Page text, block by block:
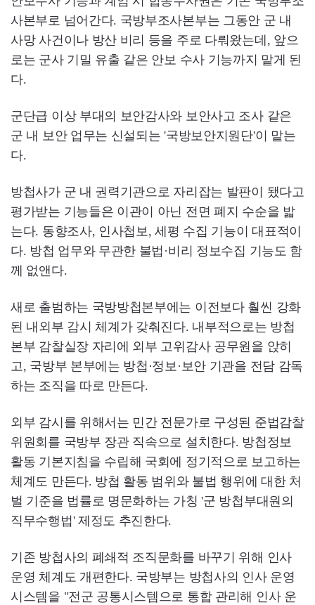
사본부로 넘어간다. 국방부조사본부는 그동안 군 내
사망 사건이나 방산 비리 등을 주로 다뤄왔는데, 앞으
로는 군사 기밀 유출 같은 안보 수사 기능까지 맡게 된
다.
군단급 이상 부대의 보안감사와 보안사고 조사 같은
군 내 보안 업무는 신설되는 '국방보안지원단'이 맡는
다.
방첩사가 군 내 권력기관으로 자리잡는 발판이 됐다고
평가받는 기능들은 이관이 아닌 전면 폐지 수순을 밟
는다. 동향조사, 인사첩보, 세평 수집 기능이 대표적이
다. 방첩 업무와 무관한 불법·비리 정보수집 기능도 함
께 없앤다.
새로 출범하는 국방방첩본부에는 이전보다 훨씬 강화
된 내외부 감시 체계가 갖춰진다. 내부적으로는 방첩
본부 감찰실장 자리에 외부 고위감사 공무원을 앉히
고, 국방부 본부에는 방첩·정보·보안 기관을 전담 감독
하는 조직을 따로 만든다.
외부 감시를 위해서는 민간 전문가로 구성된 준법감찰
위원회를 국방부 장관 직속으로 설치한다. 방첩정보
활동 기본지침을 수립해 국회에 정기적으로 보고하는
체계도 만든다. 방첩 활동 범위와 불법 행위에 대한 처
벌 기준을 법률로 명문화하는 가칭 '군 방첩부대원의
직무수행법' 제정도 추진한다.
기존 방첩사의 폐쇄적 조직문화를 바꾸기 위해 인사
운영 체계도 개편한다. 국방부는 방첩사의 인사 운영
시스템을 "전군 공통시스템으로 통합 관리해 인사 운